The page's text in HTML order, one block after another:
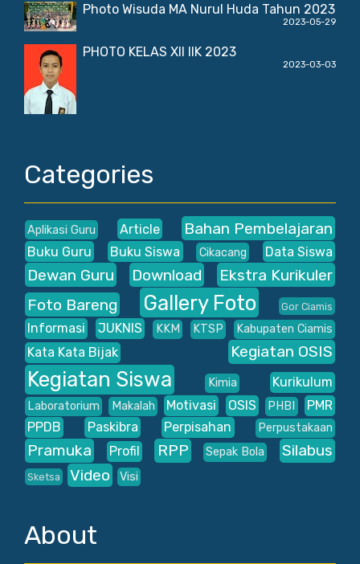
Photo Wisuda MA Nurul Huda Tahun 2023
2023-05-29
PHOTO KELAS XII IIK 2023
2023-03-03
Categories
Aplikasi Guru Article Bahan Pembelajaran
Buku Guru Buku Siswa Cikacang Data Siswa
Dewan Guru Download
Ekstra Kurikuler
Foto Bareng
Gallery Foto Gor Ciamis
Informasi JUKNIS KKM KTSP Kabupaten Ciamis
Kata Kata Bijak Kegiatan OSIS
Kegiatan Siswa Kimia Kurikulum
Laboratorium Makalah Motivasi OSIS PHBI
PMR
PPDB
Paskibra Perpisahan Perpustakaan
Pramuka Profil RPP Sepak Bola Silabus
Sketsa Video Visi
About